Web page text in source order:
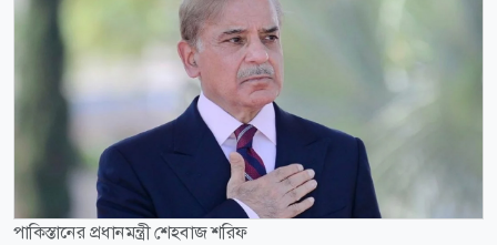
পাকিস্তানের প্রধানমন্ত্রী শেহবাজ শরিফ